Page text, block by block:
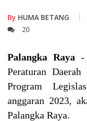
By HUMA BETANG
20
Palangka Raya -
Peraturan
Program
anggaran 2023,
Palangka Raya.